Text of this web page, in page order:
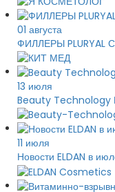
01 августа
ФИЛЛЕРЫ
13 июля
Beauty Technology
11 июля
Новости ELDAN в